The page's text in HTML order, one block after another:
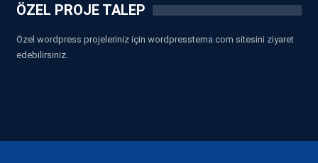
ÖZEL PROJE TALEP
Özel wordpress projeleriniz için wordpresstema.com sitesini ziyaret
edebilirsiniz.